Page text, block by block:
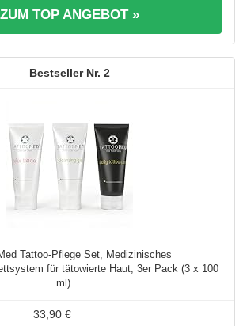
ZUM TOP ANGEBOT »
2
Tattoo-Pflege Set, Medizinisches
für tätowierte Haut, 3er Pack (3 x 100
ml) ...
33,90 €